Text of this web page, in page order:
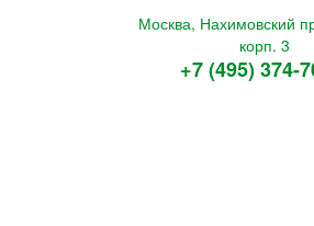
Москва, Нахимовский
корп. 3
+7 (495) 374-